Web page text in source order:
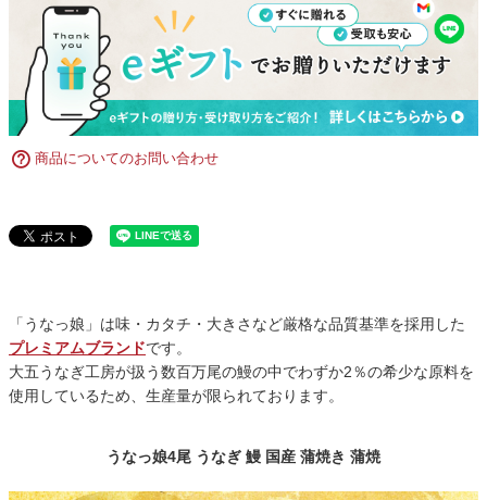
商品についてのお問い合わせ
「うなっ娘」は味・カタチ・大きさなど厳格な品質基準を採用した
プレミアムブランドです。
大五うなぎ工房が扱う数百万尾の鰻の中でわずか2％の希少な原料を
使用しているため、生産量が限られております。
うなっ娘4尾 うなぎ 鰻 国産 蒲焼き 蒲焼